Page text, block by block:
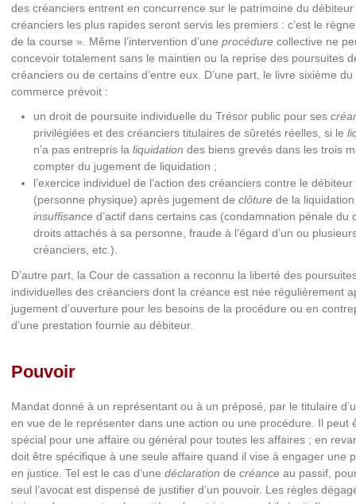
des créanciers entrent en concurrence sur le patrimoine du débiteur
créanciers les plus rapides seront servis les premiers : c’est le
de la course ». Même l’intervention d’une procédure collective ne
concevoir totalement sans le maintien ou la reprise des poursuites
créanciers ou de certains d’entre eux. D’une part, le livre sixième
commerce prévoit :
un droit de poursuite individuelle du Trésor public pour ses
privilégiées et des créanciers titulaires de sûretés réelles, si le
n’a pas entrepris la liquidation des biens grevés dans les trois
compter du jugement de liquidation ;
l’exercice individuel de l’action des créanciers contre le débiteur
(personne physique) après jugement de clôture de la
insuffisance d’actif dans certains cas (condamnation pénale du
droits attachés à sa personne, fraude à l’égard d’un ou
créanciers, etc.).
D’autre part, la Cour de cassation a reconnu la liberté des
individuelles des créanciers dont la créance est née régulièrement
jugement d’ouverture pour les besoins de la procédure ou en
d’une prestation fournie au débiteur.
Pouvoir
Mandat donné à un représentant ou à un préposé, par le titulaire
en vue de le représenter dans une action ou une procédure. Il peut
spécial pour une affaire ou général pour toutes les affaires ; en
doit être spécifique à une seule affaire quand il vise à engager une
en justice. Tel est le cas d’une déclaration de créance au passif,
seul l’avocat est dispensé de justifier d’un pouvoir. Les règles